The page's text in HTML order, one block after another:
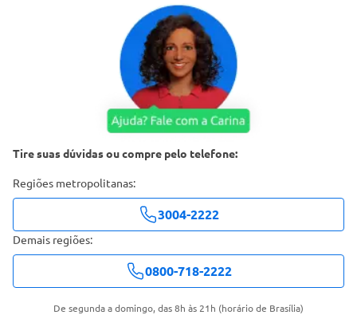
Tire suas dúvidas ou compre pelo telefone:
Regiões metropolitanas:
3004-2222
Demais regiões:
0800-718-2222
De segunda a domingo, das 8h às 21h (horário de Brasília)